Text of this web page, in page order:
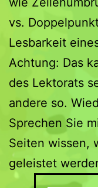
vs.
Lesbarkeit
Achtung: Das
des Lektorats
andere so.
Sprechen Sie
Seiten wissen,
geleistet